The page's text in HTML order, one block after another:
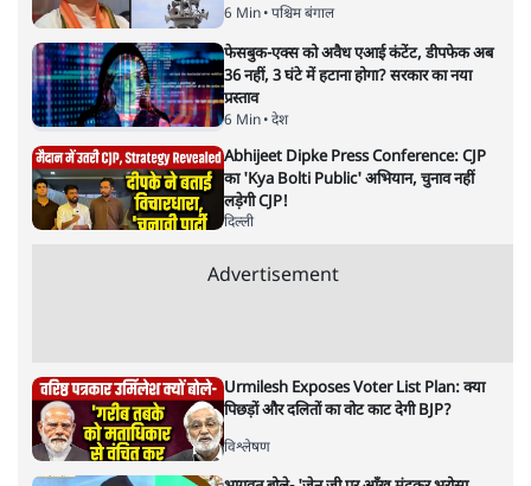
6 Min• पश्चिम बंगाल
फेसबुक-एक्स को अवैध एआई कंटेंट, डीपफेक अब
36 नहीं, 3 घंटे में हटाना होगा? सरकार का नया
प्रस्ताव
6 Min• देश
Abhijeet Dipke Press Conference: CJP
का 'Kya Bolti Public' अभियान, चुनाव नहीं
लड़ेगी CJP!
दिल्ली
Advertisement
Urmilesh Exposes Voter List Plan: क्या
पिछड़ों और दलितों का वोट काट देगी BJP?
विश्लेषण